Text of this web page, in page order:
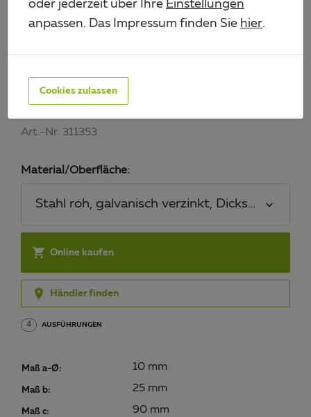
oder jederzeit über Ihre Einstellungen
anpassen. Das Impressum finden Sie hier.
Cookies zulassen
KLOBEN AUF PLATTE, DII-
HAKEN
Art.-Nr. 311353
Material/Oberfläche:
Stahl roh, galvanisch verzinkt,
 Online kaufen
 Händler finden
4 AUSFÜHRUNGEN
Maß a-Ø: 10 mm
Maß b: 25 mm
Maß c: 90 mm